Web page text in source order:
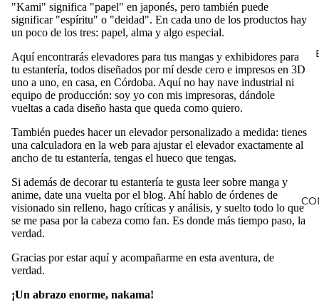
"Kami" significa "papel" en japonés, pero también puede
significar "espíritu" o "deidad". En cada uno de los productos hay
un poco de los tres: papel, alma y algo especial.
Aquí encontrarás elevadores para tus mangas y exhibidores para
tu estantería, todos diseñados por mí desde cero e impresos en 3D
uno a uno, en casa, en Córdoba. Aquí no hay nave industrial ni
equipo de producción: soy yo con mis impresoras, dándole
vueltas a cada diseño hasta que queda como quiero.
También puedes hacer un elevador personalizado a medida: tienes
una calculadora en la web para ajustar el elevador exactamente al
ancho de tu estantería, tengas el hueco que tengas.
Si además de decorar tu estantería te gusta leer sobre manga y
anime, date una vuelta porel blog. Ahí hablo de órdenes de
visionado sin relleno, hago críticas y análisis, y suelto todo lo que
se me pasa por la cabeza como fan. Es donde más tiempo paso, la
verdad.
Gracias por estar aquí y acompañarme en esta aventura, de
verdad.
¡Un abrazo enorme, nakama!